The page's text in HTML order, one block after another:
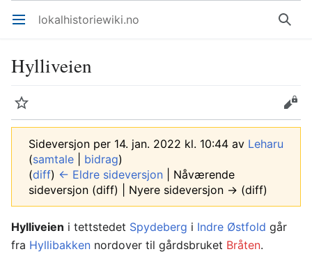
Åpne hovedmenyen lokalhistoriewiki.no Søk
Hylliveien
Overvåk Rediger
Sideversjon per 14. jan. 2022 kl. 10:44 av Leharu
(samtale bidrag)
(diff) ← Eldre sideversjon | Nåværende
sideversjon (diff) | Nyere sideversjon → (diff)
Hylliveien i tettstedet Spydeberg i Indre Østfold går
fra Hyllibakken nordover til gårdsbruket Bråten.